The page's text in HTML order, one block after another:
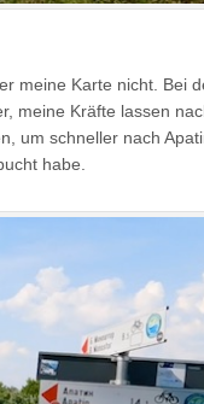
meine Karte nicht. Bei
meine Kräfte lassen
um schneller nach
habe.